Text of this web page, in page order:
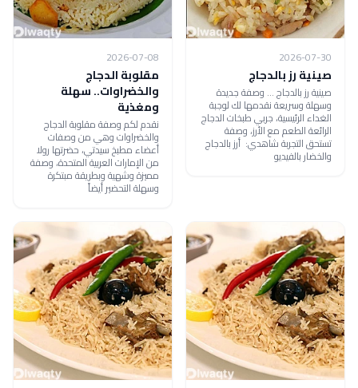
2026-07-30
صينية رز بالدجاج
صينية رز بالدجاج ... وصفة جديدة
وسهلة وسريعة نقدمها لك لوجبة
الغداء الرئيسية، جربي طبخات الدجاج
الرائعة الطعم مع الأرز، وصفة
تستحق التجربة شاهدي: أرز بالدجاج
والخضار بالفيديو
2026-07-08
مقلوبة الدجاج
والخضراوات.. سهلة
ومغذية
نقدم لكم وصفة مقلوبة الدجاج
والخضراوات وهي من وصفات
أعضاء مطبخ سيدتي، حضرتها رولا
من الإمارات العربية المتحدة، وصفة
مميزة وشهية وبطريقة مبتكرة
وسهلة التحضير أيضاً